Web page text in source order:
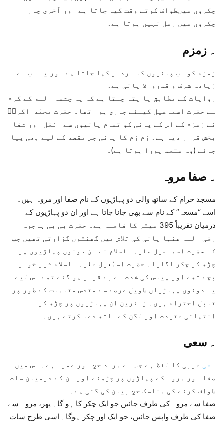
چکروں میںطواف کرتے وقت کیا جاتا ہے اور آخری چار
چکروں میں رمل نہیں ہوتا ہے۔
۔ زمزم
زمزم کو سب پانیوں کا سردار کہا جاتا ہے اور یہ سب سے
زیادہ شرف و قدروالا پانی ہے۔
روایات کے مطابق یا پتہ چلتا ہے کہ یہ چشمہ الله کے کرم
سے حضرت اسماعیل کیلئے جاری ہوا تھا۔ حضرت محمّد اکرمؐ
نے زمزم کے اس کے پانی کو تمام پانیوں سے افضل اور شفا
بخش قرار دیا ہے۔ زم زم کا پانی جس مقصد کے لیے بھی پیا
جائے (وہ مقصد پورا ہوتا ہے)۔
۔ صفا مروہ
مسجد حرام کے ساتھ والی دو پہاڑیوں کے نام صفا اور مروہ ہیں۔
اسے “مسعہ” کے نام سے بھی جانا جاتا ہے اور ان دو پہاڑیوں کے
درمیان تقریباً 395 میٹر کا فاصلہ ہے۔ حضرت بی بی ہاجرہ
رضی اللہ عنہا پانی کی تلاش میں گھنٹوں گزارتی تھیں جب
کہ حضرت اسماعیل علیہ السلام نے ان دونوں پہاڑیوں پر
چڑھ کر چکر لگایا۔ حضرت اسمٰعیل علیہ السلام شیر خوار
بچے تھے اور پیاس کی شدت سے بے قرار ہو گئے تھے اس لیے
یہ دونوں پہاڑیاں طویل عرصے سے مقدس مقامات کے طور پر
قابل احترام ہیں۔ زائرین ان پہاڑیوں پر چڑھ کر
انتہائی عقیدت اور لگن کے ساتھ دعا کرتے ہیں۔
۔ سعی
سعی عربی کا لفظ ہے جس سے مراد حج اور عمرہ ہے۔ اس میں
صفا اور مروہ کے پہاڑوں پر چڑھنے اور ان کے درمیان سات
طواف کرنے کی مناسک حج بیان کی گئی ہے۔
صفا سے مروہ کی طرف جائیں جو ایک چکر کا ہو گا۔ پھر، مروہ سے
صفا کی طرف واپس جائیں، جو ایک اور چکر ہوگا۔ اسی طرح سات